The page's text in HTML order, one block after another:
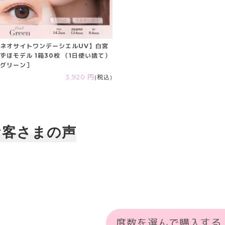
オサイトワンデーシエルUV】白宮
ほモデル 1箱30枚 （1日使い捨て）
リーン］
3,920 円 (税込)
さまの声